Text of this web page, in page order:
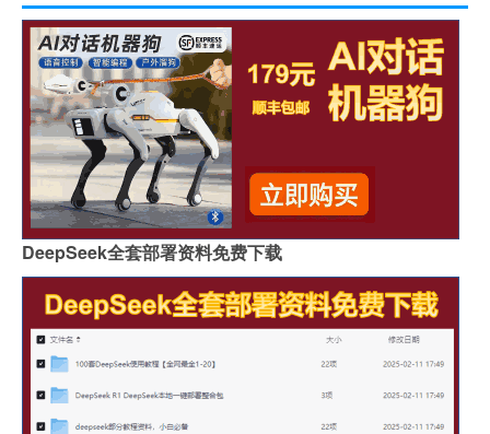
DeepSeek全套部署资料免费下载